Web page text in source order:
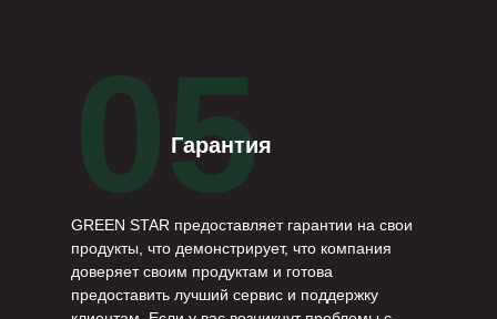
05
Гарантия
GREEN STAR предоставляет гарантии на свои
продукты, что демонстрирует, что компания
доверяет своим продуктам и готова
предоставить лучший сервис и поддержку